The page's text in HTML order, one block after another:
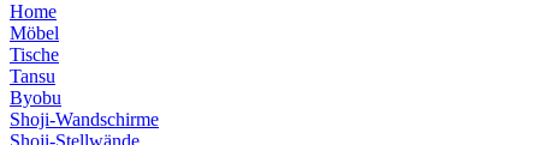
Home
Möbel
Tische
Tansu
Byobu
Shoji-Wandschirme
Shoji-Stellwände